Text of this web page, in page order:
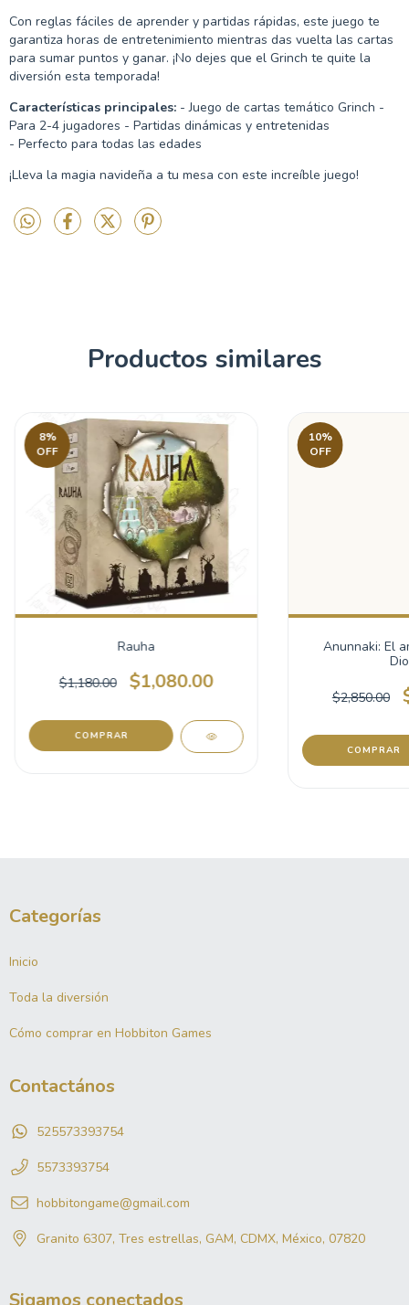
Con reglas fáciles de aprender y partidas rápidas, este juego te
garantiza horas de entretenimiento mientras das vuelta las cartas
para sumar puntos y ganar. ¡No dejes que el Grinch te quite la
diversión esta temporada!
Características principales: - Juego de cartas temático Grinch -
Para 2-4 jugadores - Partidas dinámicas y entretenidas
- Perfecto para todas las edades
¡Lleva la magia navideña a tu mesa con este increíble juego!
Productos similares
8%
OFF
Rauha
$1,180.00 $1,080.00
10%
OFF
Anunnaki: El
$2,850.00
Categorías
Inicio
Toda la diversión
Cómo comprar en Hobbiton Games
Contactános
525573393754
5573393754
hobbitongame@gmail.com
Granito 6307, Tres estrellas, GAM, CDMX, México, 07820
Sigamos conectados